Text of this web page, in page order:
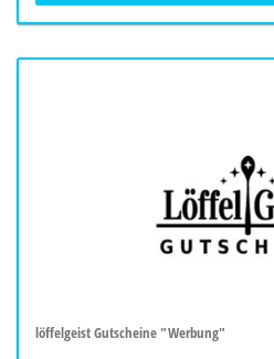
löffelgeist Gutscheine "Werbung"